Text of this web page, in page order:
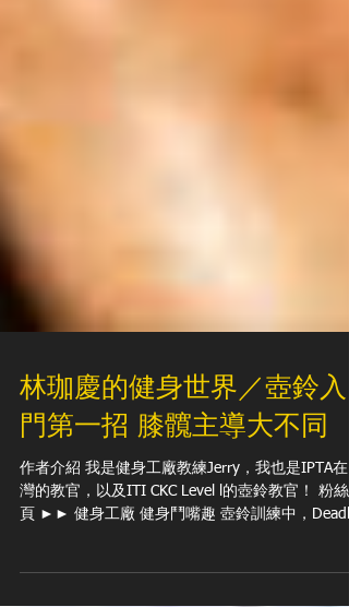
林珈慶的健身世界／壺鈴入
門第一招 膝髖主導大不同